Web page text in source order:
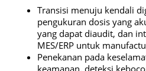
Transisi menuju kendali
pengukuran dosis yang
yang dapat diaudit, dan
MES/ERP untuk
Penekanan pada
keamanan, deteksi